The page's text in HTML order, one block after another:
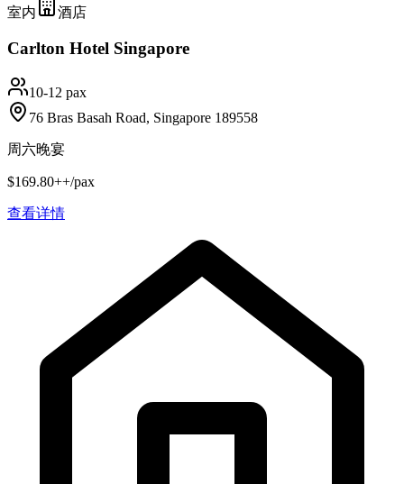
室内 酒店
Carlton Hotel Singapore
10-12 pax
76 Bras Basah Road, Singapore 189558
周六晚宴
$169.80++/pax
查看详情